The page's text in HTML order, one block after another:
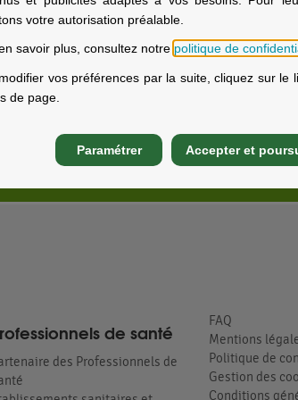
votre autorisation préalable.
savoir plus, consultez notre politique de
vos préférences par la suite, cliquez sur le
de page.
Paramétrer Accepter et
de santé
Rhône
de santé
des Professionnels de
FAQ
Mentions
Politique de
Gestion des
Conditions